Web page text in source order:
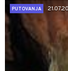
PUTOVANJA